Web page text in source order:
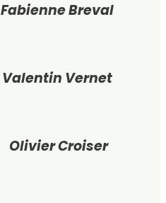
Fabienne Breval
Valentin Vernet
Olivier Croiser